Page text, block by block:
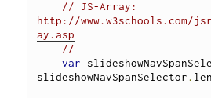
http://www.w3schools.com/
ay.asp
//
var
slideshowNavSpanSelector.